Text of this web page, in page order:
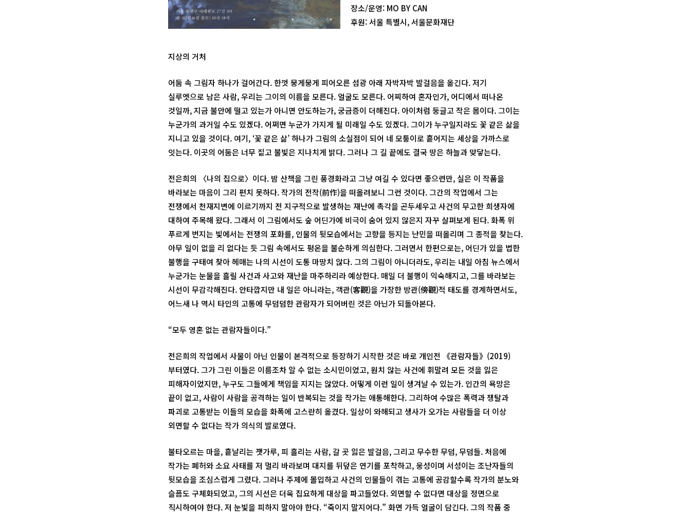
장소/운영: MO BY CAN
후원: 서울 특별시, 서울문화재단
지상의 거처
어둠 속 그림자 하나가 걸어간다. 한껏 뭉게뭉게 피어오른 섬광 아래 자박자박 발걸음을 옮긴다. 저기
실루엣으로 남은 사람, 우리는 그이의 이름을 모른다. 얼굴도 모른다. 어찌하여 혼자인가, 어디에서 떠나온
것일까, 지금 불안에 떨고 있는가 아니면 안도하는가, 궁금증이 더해진다. 아이처럼 둥글고 작은 몸이다. 그이는
누군가의 과거일 수도 있겠다. 어쩌면 누군가 가지게 될 미래일 수도 있겠다. 그이가 누구일지라도 꽃 같은 삶을
지니고 있을 것이다. 여기, ‘꽃 같은 삶’ 하나가 그림의 소실점이 되어 네 모퉁이로 흩어지는 세상을 가까스로
잇는다. 이곳의 어둠은 너무 짙고 불빛은 지나치게 밝다. 그러나 그 길 끝에도 결국 땅은 하늘과 맞닿는다.
전은희의 〈나의 집으로〉이다. 밤 산책을 그린 풍경화라고 그냥 여길 수 있다면 좋으련만, 실은 이 작품을
바라보는 마음이 그리 편치 못하다. 작가의 전작(前作)을 떠올려보니 그런 것이다. 그간의 작업에서 그는
전쟁에서 천재지변에 이르기까지 전 지구적으로 발생하는 재난에 촉각을 곤두세우고 사건의 무고한 희생자에
대하여 주목해 왔다. 그래서 이 그림에서도 숲 어딘가에 비극이 숨어 있지 않은지 자꾸 살펴보게 된다. 화폭 위
푸르게 번지는 빛에서는 전쟁의 포화를, 인물의 뒷모습에서는 고향을 등지는 난민을 떠올리며 그 종적을 찾는다.
아무 일이 없을 리 없다는 듯 그림 속에서도 평온을 불순하게 의심한다. 그러면서 한편으로는, 어딘가 있을 법한
불행을 구태여 찾아 헤매는 나의 시선이 도통 마땅치 않다. 그의 그림이 아니더라도, 우리는 내일 아침 뉴스에서
누군가는 눈물을 흘릴 사건과 사고와 재난을 마주하리라 예상한다. 매일 더 불행이 익숙해지고, 그를 바라보는
시선이 무감각해진다. 안타깝지만 내 일은 아니라는, 객관(客觀)을 가장한 방관(傍觀)적 태도를 경계하면서도,
어느새 나 역시 타인의 고통에 무덤덤한 관람자가 되어버린 것은 아닌가 되돌아본다.
“모두 영혼 없는 관람자들이다.”
전은희의 작업에서 사물이 아닌 인물이 본격적으로 등장하기 시작한 것은 바로 개인전 《관람자들》(2019)
부터였다. 그가 그린 이들은 이름조차 알 수 없는 소시민이었고, 원치 않는 사건에 휘말려 모든 것을 잃은
피해자이었지만, 누구도 그들에게 책임을 지지는 않았다. 어떻게 이런 일이 생겨날 수 있는가. 인간의 욕망은
끝이 없고, 사람이 사람을 공격하는 일이 반복되는 것을 작가는 애통해한다. 그리하여 수많은 폭력과 쟁탈과
파괴로 고통받는 이들의 모습을 화폭에 고스란히 옮겼다. 일상이 와해되고 생사가 오가는 사람들을 더 이상
외면할 수 없다는 작가 의식의 발로였다.
불타오르는 마을, 흩날리는 잿가루, 피 흘리는 사람, 갈 곳 잃은 발걸음, 그리고 무수한 무덤, 무덤들. 처음에
작가는 폐허와 소요 사태를 저 멀리 바라보며 대지를 뒤덮은 연기를 포착하고, 웅성이며 서성이는 조난자들의
뒷모습을 조심스럽게 그렸다. 그러나 주제에 몰입하고 사건의 인물들이 겪는 고통에 공감할수록 작가의 분노와
슬픔도 구체화되었고, 그의 시선은 더욱 집요하게 대상을 파고들었다. 외면할 수 없다면 대상을 정면으로
직시하여야 한다. 저 눈빛을 피하지 말아야 한다. “죽이지 말지어다.” 화면 가득 얼굴이 담긴다. 그의 작품 중